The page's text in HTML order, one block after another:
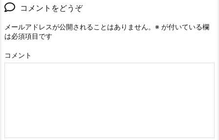
コメントをどうぞ
メールアドレスが公開されることはありません。 ※ が付いている欄
は必須項目です
コメント